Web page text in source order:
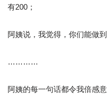
有200；
阿姨说，我觉得，你们能做
…………
阿姨的每一句话都令我倍感